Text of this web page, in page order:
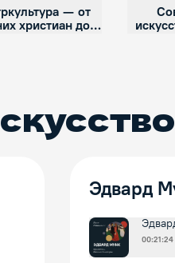
— от
христиан до
Эдвард
00:21:24